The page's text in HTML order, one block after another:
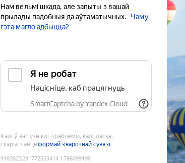
Нам вельмі шкада, але запыты з вашай
прылады падобныя да аўтаматычных.
Чаму
гэта магло адбыцца?
Я не робат
Націсніце, каб працягнуць
SmartCaptcha by Yandex Cloud
Калі ў вас узніклі праблемы, калі ласка,
скарыстайцеформай зваротнай сувязі
9182623231772523414:1786099190